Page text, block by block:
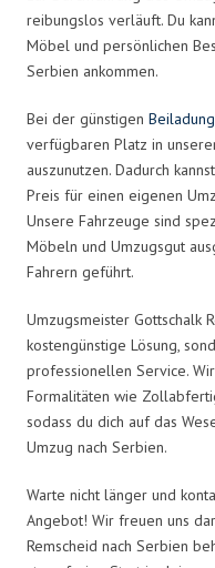
reibungslos verläuft. Du
Möbel und persönlichen
Serbien ankommen.
Bei der günstigen Beiladung
verfügbaren Platz in
auszunutzen. Dadurch
Preis für einen eigenen
Unsere Fahrzeuge sind
Möbeln und Umzugsgut
Fahrern geführt.
Umzugsmeister Gottschalk
kostengünstige Lösung,
professionellen Service.
Formalitäten wie
sodass du dich auf das
Umzug nach Serbien.
Warte nicht länger und
Angebot! Wir freuen uns
Remscheid nach Serbien